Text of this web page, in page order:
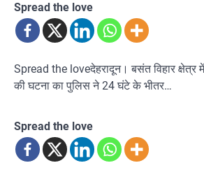
Spread the love
Spread the loveदेहरादून। बसंत विहार क्षेत्र
की घटना का पुलिस ने 24 घंटे के भीतर…
Spread the love